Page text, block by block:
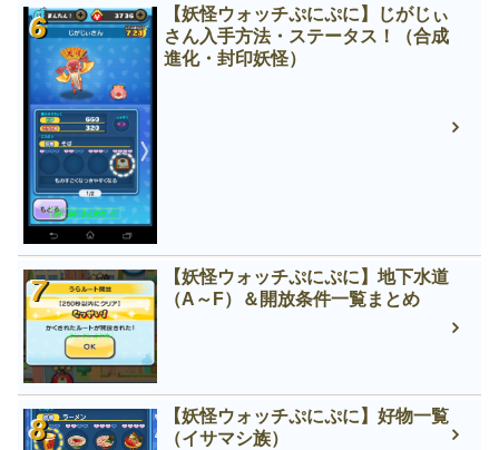
【妖怪ウォッチぷにぷに】じがじぃ
さん入手方法・ステータス！（合成
進化・封印妖怪）
【妖怪ウォッチぷにぷに】地下水道
（A～F）＆開放条件一覧まとめ
【妖怪ウォッチぷにぷに】好物一覧
（イサマシ族）